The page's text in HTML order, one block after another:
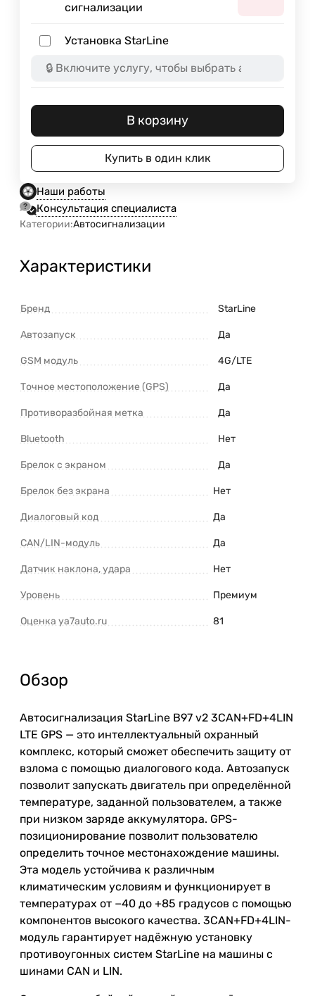
сигнализации
Установка StarLine
В корзину
Купить в один клик
Наши работы
Консультация специалиста
Категории:Автосигнализации
Характеристики
Бренд StarLine
Автозапуск Да
GSM модуль 4G/LTE
Точное местоположение (GPS) Да
Противоразбойная метка Да
Bluetooth Нет
Брелок с экраном Да
Брелок без экрана Нет
Диалоговый код Да
CAN/LIN-модуль Да
Датчик наклона, удара Нет
Уровень Премиум
Оценка ya7auto.ru 81
Обзор
Автосигнализация StarLine B97 v2 3CAN+FD+4LIN
LTE GPS — это интеллектуальный охранный
комплекс, который сможет обеспечить защиту от
взлома с помощью диалогового кода. Автозапуск
позволит запускать двигатель при определённой
температуре, заданной пользователем, а также
при низком заряде аккумулятора. GPS-
позиционирование позволит пользователю
определить точное местонахождение машины.
Эта модель устойчива к различным
климатическим условиям и функционирует в
температурах от −40 до +85 градусов с помощью
компонентов высокого качества. 3CAN+FD+4LIN-
модуль гарантирует надёжную установку
противоугонных систем StarLine на машины с
шинами CAN и LIN.